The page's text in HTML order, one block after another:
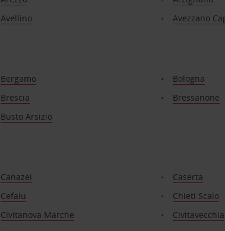
Avellino Avezzano
Bergamo
Bologna
Brescia
Bressanone
Busto Arsizio
Canazei
Caserta
Cefalu
Chieti Scalo
Civitanova Marche
Civitavecchia